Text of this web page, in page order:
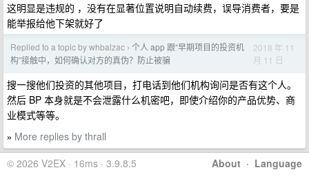
这明显是违规的 ，没有在显著位置说明自动续费，误导消费者，要是
能举报给他下架就好了
Replied to a topic by whbalzac › 个人 app 跟“早期项目的投资机
构”接触中，如何确认对方的真伪？防止被骗
2018 年 11
月 11 日
搜一搜他们投资的其他项目，打电话到他们机构询问是否有这个人。
然后 BP 本身就是不会泄露什么机密吧，即使介绍你的产品优势、商
业模式等等。
» More replies by thrall
About · Language
© 2026 V2EX · 16ms · 3.9.8.5